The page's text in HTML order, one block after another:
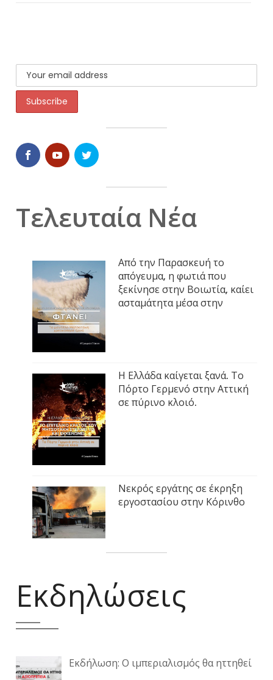
Τελευταία Νέα
Από την Παρασκευή το
απόγευμα, η φωτιά που
ξεκίνησε στην Βοιωτία, καίει
ασταμάτητα μέσα στην
Η Ελλάδα καίγεται ξανά. Το
Πόρτο Γερμενό στην Αττική
σε πύρινο κλοιό.
Νεκρός εργάτης σε έκρηξη
εργοστασίου στην Κόρινθο
Εκδηλώσεις
Εκδήλωση: Ο ιμπεριαλισμός θα ηττηθεί